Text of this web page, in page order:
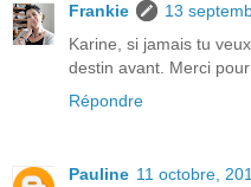
Frankie
13
Karine, si jamais tu
destin avant. Merci
Répondre
Pauline 11 octobre,